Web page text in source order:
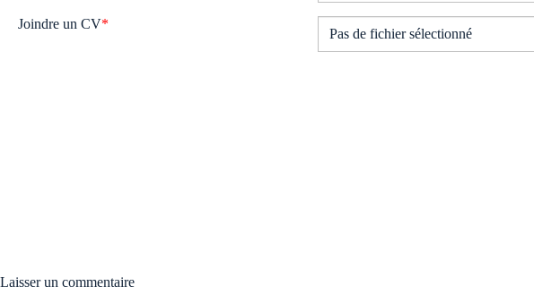
Joindre un CV*
Pas de fichier sélectionné
Laisser un commentaire